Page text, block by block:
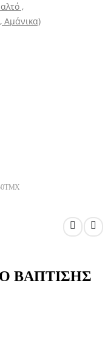
,
Αμάνικα)
ΒΑΠΤΙΣΗΣ